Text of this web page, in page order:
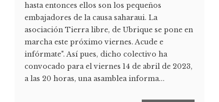
hasta entonces ellos son los pequeños
embajadores de la causa saharaui. La
asociación Tierra libre, de Ubrique se pone en
marcha este próximo viernes. Acude e
infórmate". Así pues, dicho colectivo ha
convocado para el viernes 14 de abril de 2023,
a las 20 horas, una asamblea informa...